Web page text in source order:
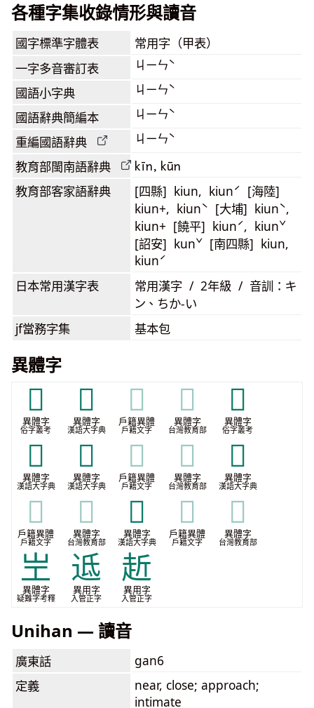
各種字集收錄情形與讀音
國字標準字體表 常用字（甲表）
一字多音審訂表 ㄐㄧㄣˋ
國語小字典 ㄐㄧㄣˋ
國語辭典簡編本 ㄐㄧㄣˋ
重編國語辭典 ㄐㄧㄣˋ
教育部閩南語辭典 kīn, kūn
教育部客家語辭典
[四縣] kiun, kiunˊ [海陸]
kiun+, kiunˋ [大埔] kiunˋ,
kiun+ [饒平] kiunˊ, kiunˇ
[詔安] kunˇ [南四縣] kiun,
kiunˊ
日本常用漢字表
常用漢字 / 2年級 / 音訓：キ
ン、ちか-い
jf當務字集 基本包
異體字
𠦋
異體字
俗字叢考
𠧣
異體字
漢語大字典
𠧣
戶籍異體
戶籍文字
𠧣
異體字
台灣教育部
𡹢
異體字
俗字叢考
𢆌
異體字
漢語大字典
𣂠
異體字
漢語大字典
𣂠
戶籍異體
戶籍文字
𣂠
異體字
台灣教育部
𣥍
異體字
漢語大字典
𣥍
戶籍異體
戶籍文字
𣥍
異體字
台灣教育部
𣥪
異體字
漢語大字典
𣥪
戶籍異體
戶籍文字
𣥪
異體字
台灣教育部
㞬
異體字
疑難字考釋
䢑
異用字
入管正字
赾
異用字
入管正字
Unihan — 讀音
廣東話
gan6
定義
near, close; approach;
intimate